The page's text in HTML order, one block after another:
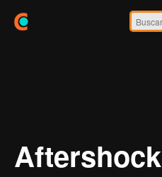
Aftershock